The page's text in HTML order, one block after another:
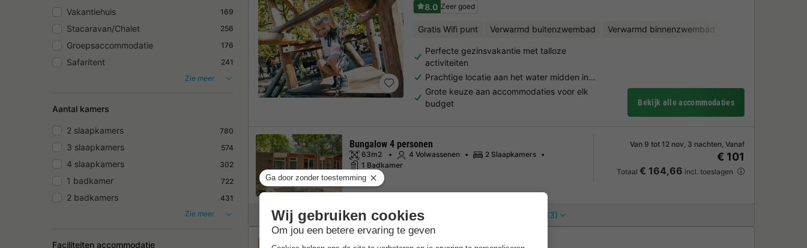
Vakantiehuis 169
Stacaravan/Chalet 256
Groepsaccommodatie 176
Safaritent
241
Zie meer
Aantal kamers
2 slaapkamers 780
3 slaapkamers 574
4 slaapkamers 302
1 badkamer 722
2 badkamers
431
Zie meer
Faciliteiten accommodatie
8.0 Zeer goed
Gratis Wifi punt Verwarmd buitenzwembad Verwarmd binnenzwembad
Perfecte gezinsvakantie met talloze
activiteiten
Prachtige locatie aan het water midden in…
Grote keuze aan accommodaties voor elk
budget
Bekijk alle accommodaties
Bekijk alle accommodaties (13)
Bungalow 4 personen
63m2 4 Volwassenen
2 Slaapkamers
1 Badkamer
Van 9 tot 12 nov, 3 nachten, Vanaf
€ 101
Totaal € 164,66 incl. toeslagen
EuroParcs Kaatsheuvel